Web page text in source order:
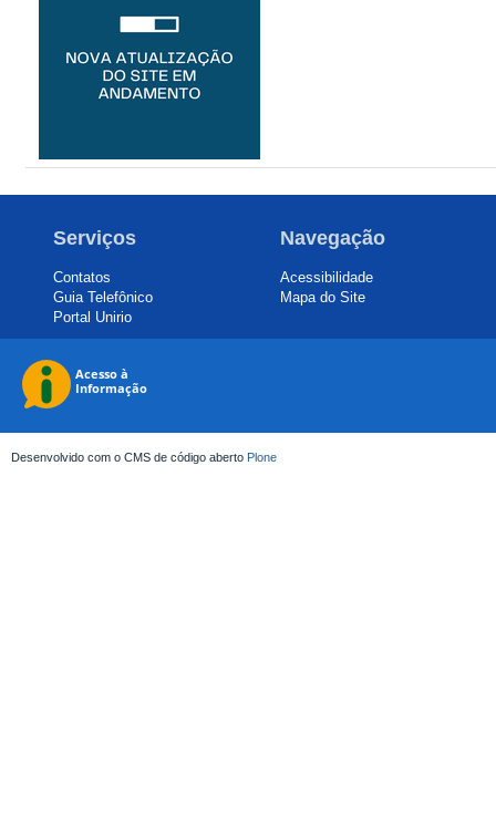
Serviços
Contatos
Guia Telefônico
Portal Unirio
Navegação
Acessibilidade
Mapa do Site
Desenvolvido com o CMS de código aberto Plone